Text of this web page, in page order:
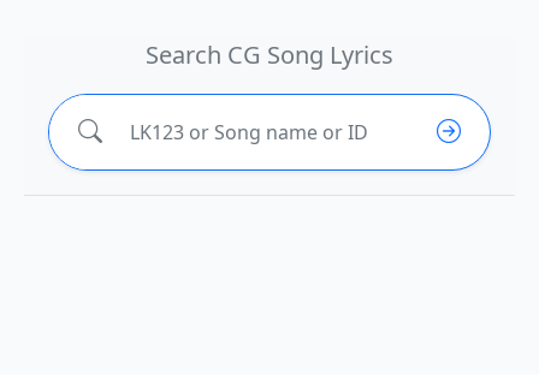
Search CG Song Lyrics